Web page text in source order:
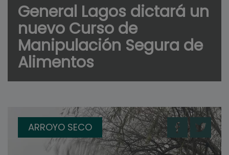
General Lagos dictará un
nuevo Curso de
Manipulación Segura de
Alimentos
ARROYO SECO